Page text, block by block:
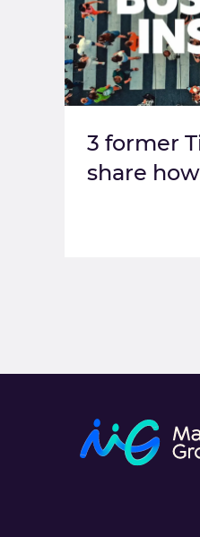
3 former
share